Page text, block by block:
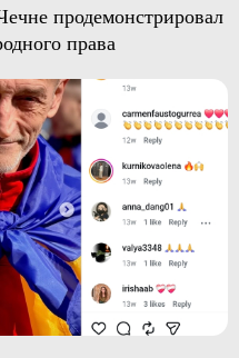
продемонстрировал
права